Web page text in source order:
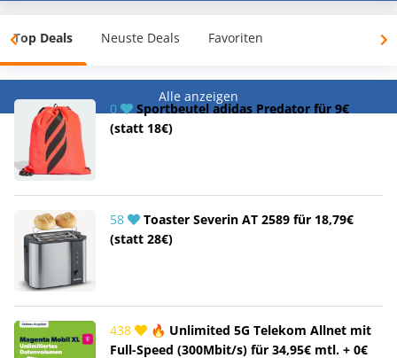
Top Deals Neuste Deals Favoriten
Alle anzeigen
0
Sportbeutel adidas Predator für 9€
(statt 18€)
58
Toaster Severin AT 2589 für 18,79€
(statt 28€)
438
🔥 Unlimited 5G Telekom Allnet mit
Full-Speed (300Mbit/s) für 34,95€ mtl. + 0€